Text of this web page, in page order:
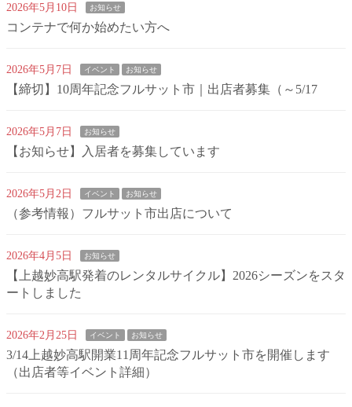
2026年5月10日 お知らせ
コンテナで何か始めたい方へ
2026年5月7日 イベント お知らせ
【締切】10周年記念フルサット市｜出店者募集（～5/17
2026年5月7日 お知らせ
【お知らせ】入居者を募集しています
2026年5月2日 イベント お知らせ
（参考情報）フルサット市出店について
2026年4月5日 お知らせ
【上越妙高駅発着のレンタルサイクル】2026シーズンをスタ
ートしました
2026年2月25日 イベント お知らせ
3/14上越妙高駅開業11周年記念フルサット市を開催します
（出店者等イベント詳細）